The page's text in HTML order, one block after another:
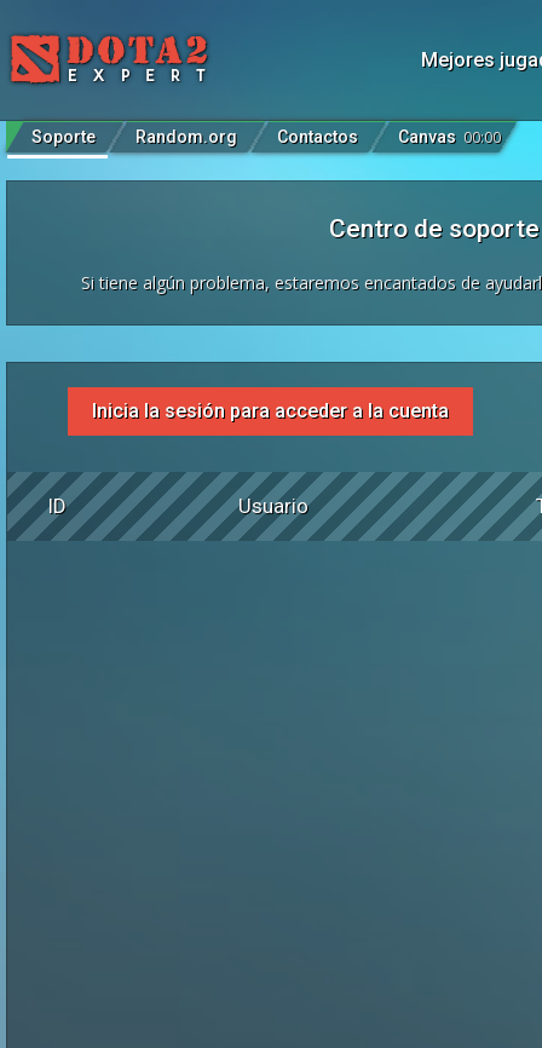
Mejores
Soporte Random.org Contactos Canvas 00:00
Centro de
Si tiene algún problema, estaremos encantados de
Inicia la sesión para acceder a la cuenta
ID Usuario